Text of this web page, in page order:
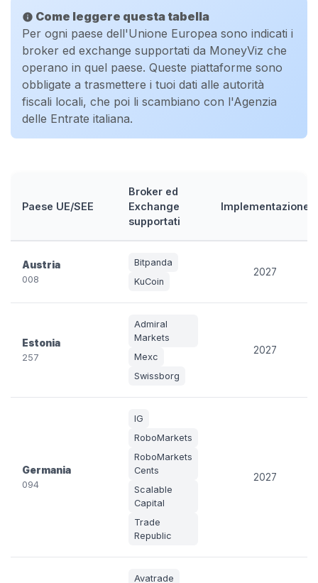
info Come leggere questa tabella
Per ogni paese dell'Unione Europea sono indicati i
broker ed exchange supportati da MoneyViz che
operano in quel paese. Queste piattaforme sono
obbligate a trasmettere i tuoi dati alle autorità
fiscali locali, che poi li scambiano con l'Agenzia
delle Entrate italiana.
Paese UE/SEE
Broker ed
Exchange
supportati
Implementazione
Austria
008
Bitpanda
KuCoin
2027
Estonia
257
Admiral
Markets
Mexc
Swissborg
2027
Germania
094
IG
RoboMarkets
RoboMarkets
Cents
Scalable
Capital
Trade
Republic
2027
Avatrade